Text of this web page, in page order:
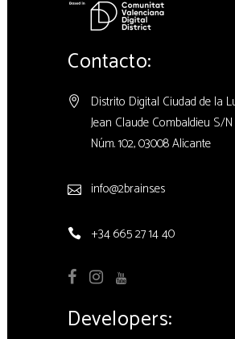
Contacto:
Distrito Digital Ciudad de la
Jean Claude Combaldieu S/N
Núm. 102, 03008 Alicante
info@2brains.es
+34 665 27 14 40
Developers: